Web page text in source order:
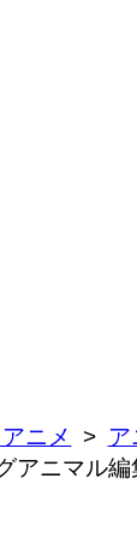
ニメ
ニマル編